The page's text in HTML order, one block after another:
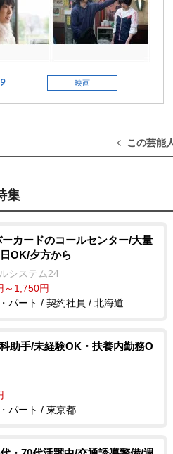
映画
この芸能
集
カードのコールセンター/大量
OK/夕方から
システム24
～1,750円
パート / 契約社員 / 北海道
助手/未経験OK・扶養内勤務O
パート / 東京都